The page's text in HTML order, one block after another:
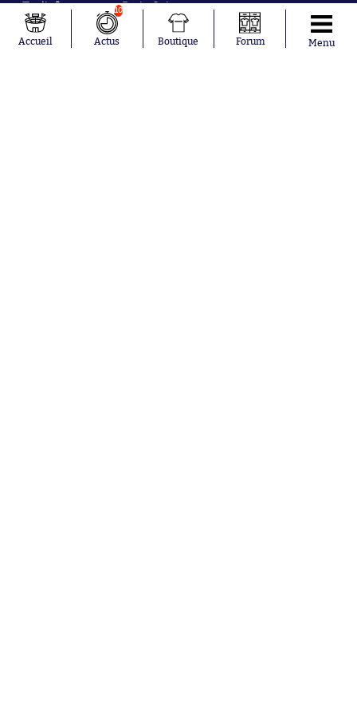
Tagliafico
Pavel Šulc
Gauthier Hein
Lionel Messi
Paris Saint-
Olympique
lyonnais
Accueil
10
Actus Boutique Forum Menu